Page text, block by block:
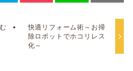
快適リフォーム術～お掃
除ロボットでホコリレス
化～